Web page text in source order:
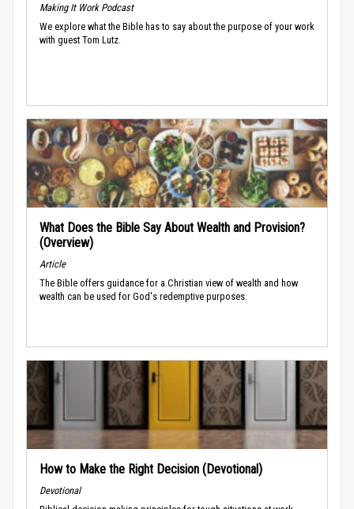
Making It Work Podcast
We explore what the Bible has to say about the purpose of your work
with guest Tom Lutz.
What Does the Bible Say About Wealth and Provision?
(Overview)
Article
The Bible offers guidance for a Christian view of wealth and how
wealth can be used for God's redemptive purposes.
How to Make the Right Decision (Devotional)
Devotional